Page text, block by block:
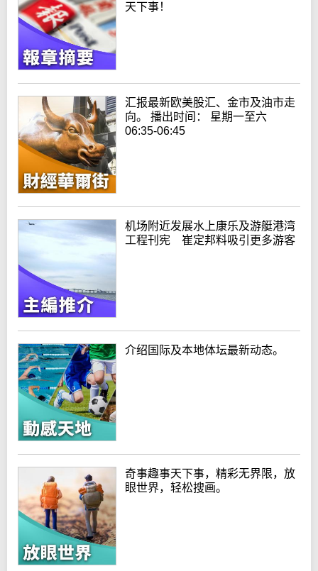
天下事！
汇报最新欧美股汇、金市及油市走
向。 播出时间： 星期一至六
06:35-06:45
机场附近发展水上康乐及游艇港湾
工程刊宪 崔定邦料吸引更多游客
介绍国际及本地体坛最新动态。
奇事趣事天下事，精彩无界限，放
眼世界，轻松搜画。